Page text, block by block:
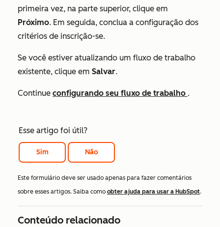
primeira vez, na parte superior, clique em
Próximo. Em seguida, conclua a configuração dos
critérios de inscrição-se.
Se você estiver atualizando um fluxo de trabalho
existente, clique em Salvar.
Continue configurando seu fluxo de trabalho .
Esse artigo foi útil?
Sim Não
Este formulário deve ser usado apenas para fazer comentários
sobre esses artigos. Saiba como obter ajuda para usar a HubSpot.
Conteúdo relacionado